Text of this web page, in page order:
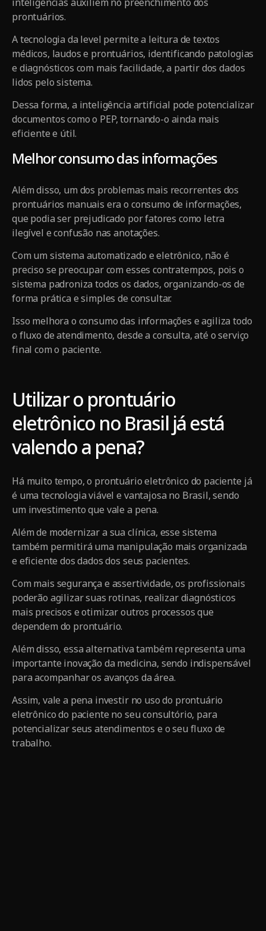
prontuários.
A tecnologia da level permite a leitura de textos
médicos, laudos e prontuários, identificando patologias
e diagnósticos com mais facilidade, a partir dos dados
lidos pelo sistema.
Dessa forma, a inteligência artificial pode potencializar
documentos como o PEP, tornando-o ainda mais
eficiente e útil.
Melhor consumo das informações
Além disso, um dos problemas mais recorrentes dos
prontuários manuais era o consumo de informações,
que podia ser prejudicado por fatores como letra
ilegível e confusão nas anotações.
Com um sistema automatizado e eletrônico, não é
preciso se preocupar com esses contratempos, pois o
sistema padroniza todos os dados, organizando-os de
forma prática e simples de consultar.
Isso melhora o consumo das informações e agiliza todo
o fluxo de atendimento, desde a consulta, até o serviço
final com o paciente.
Utilizar o prontuário
eletrônico no Brasil já está
valendo a pena?
Há muito tempo, o prontuário eletrônico do paciente já
é uma tecnologia viável e vantajosa no Brasil, sendo
um investimento que vale a pena.
Além de modernizar a sua clínica, esse sistema
também permitirá uma manipulação mais organizada
e eficiente dos dados dos seus pacientes.
Com mais segurança e assertividade, os profissionais
poderão agilizar suas rotinas, realizar diagnósticos
mais precisos e otimizar outros processos que
dependem do prontuário.
Além disso, essa alternativa também representa uma
importante inovação da medicina, sendo indispensável
para acompanhar os avanços da área.
Assim, vale a pena investir no uso do prontuário
eletrônico do paciente no seu consultório, para
potencializar seus atendimentos e o seu fluxo de
trabalho.